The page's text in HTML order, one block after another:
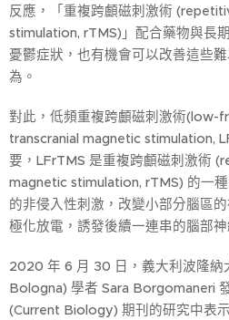
反應，「重複跨顱磁刺激術
stimulation, rTMS)」配合藥物與長
憂鬱症狀，也有機會可以改善這些
為。
對此，低頻重複跨顱磁刺激術
transcranial magnetic stimulation,
要，LFrTMS 是重複跨顱磁刺激術
magnetic stimulation, rTMS) 的一
的非侵入性刺激，改變小部分腦區
極化放電，誘發後續一連串的腦部神
2020 年 6 月 30 日，義大利波隆
Bologna) 學者 Sara Borgomaneri
(Current Biology) 期刊的研究中表